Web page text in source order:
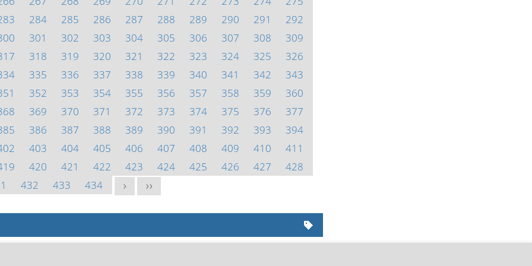
284 285 286 287 288 289 290 291
292
301 302 303 304 305 306 307 308
309
318 319 320 321 322 323 324 325
326
335 336 337 338 339 340 341 342
343
352 353 354 355 356 357 358 359
360
369 370 371 372 373 374 375 376
377
386 387 388 389 390 391 392 393
394
403 404 405 406 407 408 409 410
411
420 421 422 423 424 425 426 427
428
432 433 434 > >>